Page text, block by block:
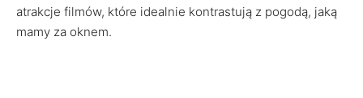
atrakcje filmów, które idealnie kontrastują z pogodą, jaką
mamy za oknem.